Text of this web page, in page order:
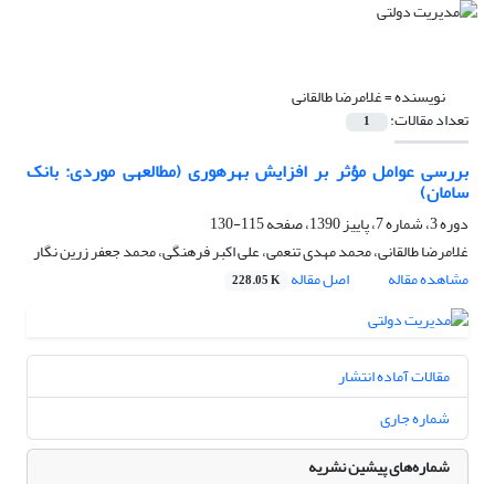
نویسنده =غلامرضا طالقانی
تعداد مقالات: 1
بررسی عوامل مؤثر بر افزایش بهره‏وری (مطالعه‎ی موردی: بانک
سامان)
دوره 3، شماره 7، پاییز 1390، صفحه
115-130
غلامرضا طالقانی، محمد مهدی تنعمی، علی اکبر فرهنگی، محمد جعفر زرین نگار
مشاهده مقاله
اصل مقاله 228.05 K
مقالات آماده انتشار
شماره جاری
شماره‌های پیشین نشریه